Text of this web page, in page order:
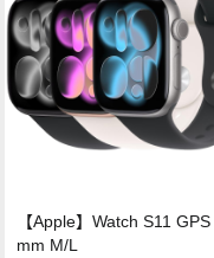
【Apple】Watch S11
mm M/L